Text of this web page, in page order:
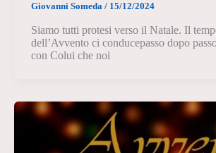
Giovanni Someda / 15/12/2024
Siamo tutti protesi verso il Natale. Il
dell’Avvento ci conducepasso dopo
con Colui che noi